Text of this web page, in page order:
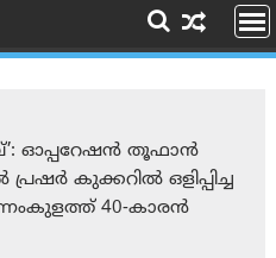
ഓപ്പറേഷന്‍ തൂഫാന്‍
കുക്കറിൽ ഒളിപ്പിച്ച
40-കാരന്‍